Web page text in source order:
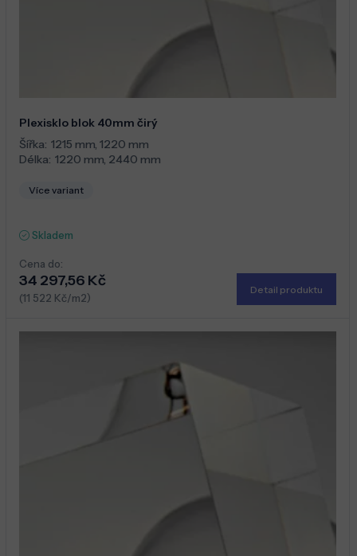
Plexisklo blok 40mm čirý
Šířka: 1215 mm, 1220 mm
Délka: 1220 mm, 2440 mm
Více variant
Skladem
Cena do:
34 297,56 Kč
(11 522 Kč/m2)
Detail produktu